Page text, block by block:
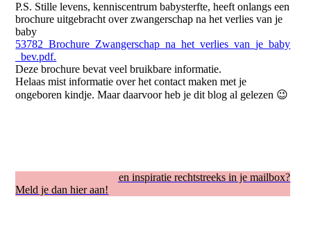
P.S. Stille levens, kenniscentrum babysterfte, heeft onlangs een
brochure uitgebracht over zwangerschap na het verlies van je
baby
53782_Brochure_Zwangerschap_na_het_verlies_van_je_baby
_bev.pdf.
Deze brochure bevat veel bruikbare informatie.
Helaas mist informatie over het contact maken met je
ongeboren kindje. Maar daarvoor heb je dit blog al gelezen 😉
Regelmatig mijn tips en inspiratie rechtstreeks in je mailbox?
Meld je dan hier aan!